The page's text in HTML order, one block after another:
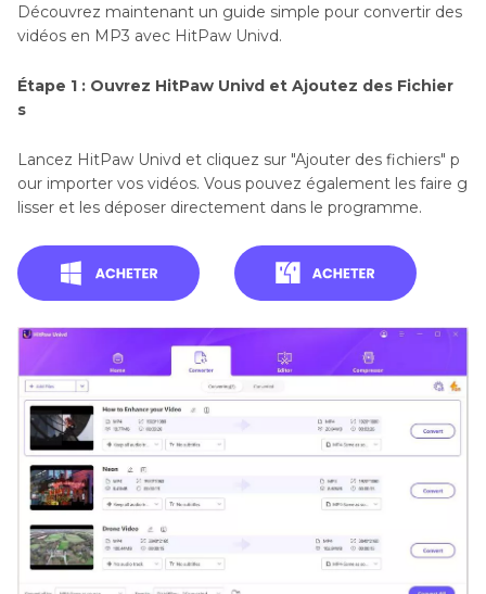
Découvrez maintenant un guide simple pour convertir des
vidéos en MP3 avec HitPaw Univd.
Étape 1 : Ouvrez HitPaw Univd et Ajoutez des Fichier
s
Lancez HitPaw Univd et cliquez sur "Ajouter des fichiers" p
our importer vos vidéos. Vous pouvez également les faire g
lisser et les déposer directement dans le programme.